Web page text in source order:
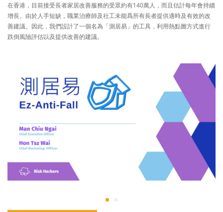
在香港，目前接受長者家居改善服務的受眾約有140萬人，而且估計每年會持續
增長。由於人手短缺，職業治療師及社工未能爲所有長者提供適時及有效的改
善建議。因此，我們設計了一個名為「測居易」的工具，利用熱點圖方式進行
跌倒風險評估以及提供改善的建議。